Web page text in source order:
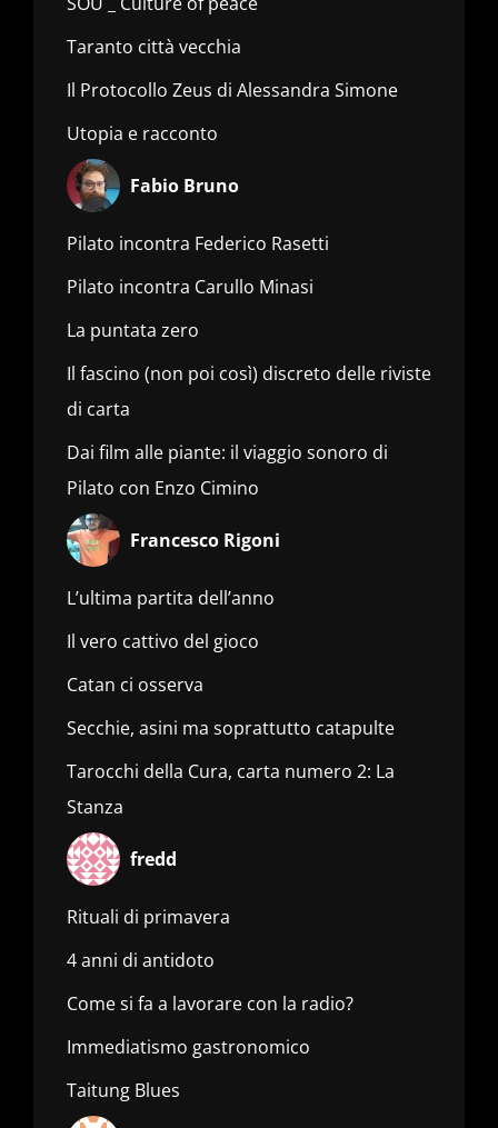
Taranto città vecchia
Il Protocollo Zeus di Alessandra Simone
Utopia e racconto
Fabio Bruno
Pilato incontra Federico Rasetti
Pilato incontra Carullo Minasi
La puntata zero
Il fascino (non poi così) discreto delle riviste
di carta
Dai film alle piante: il viaggio sonoro di
Pilato con Enzo Cimino
Francesco Rigoni
L’ultima partita dell’anno
Il vero cattivo del gioco
Catan ci osserva
Secchie, asini ma soprattutto catapulte
Tarocchi della Cura, carta numero 2: La
Stanza
fredd
Rituali di primavera
4 anni di antidoto
Come si fa a lavorare con la radio?
Immediatismo gastronomico
Taitung Blues